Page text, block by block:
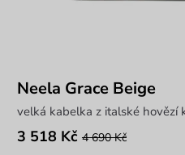
Neela Grace Beige
velká kabelka z italské hovězí
3 518 Kč 4 690 Kč